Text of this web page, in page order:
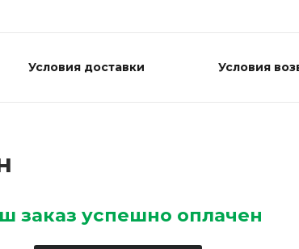
Условия доставки Условия
заказ успешно оплачен